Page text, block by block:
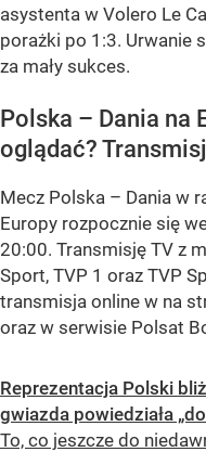
asystenta w Volero Le
porażki po 1:3. Urwanie
za mały sukces.
Polska – Dania na
oglądać?
Mecz Polska – Dania w
Europy rozpocznie się
20:00. Transmisję TV z
Sport, TVP 1 oraz TVP
transmisja online w na
oraz w serwisie Polsat
Reprezentacja Polski
gwiazda powiedziała
To, co jeszcze do